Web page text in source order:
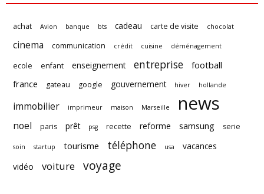
achat Avion banque bts cadeau carte de visite chocolat
cinema communication crédit cuisine déménagement
ecole enfant enseignement entreprise
football
france
gateau google gouvernement hiver hollande
immobilier imprimeur maison Marseille news
noel paris prêt psg recette reforme samsung serie
soin startup tourisme téléphone usa
vacances
vidéo
voiture voyage